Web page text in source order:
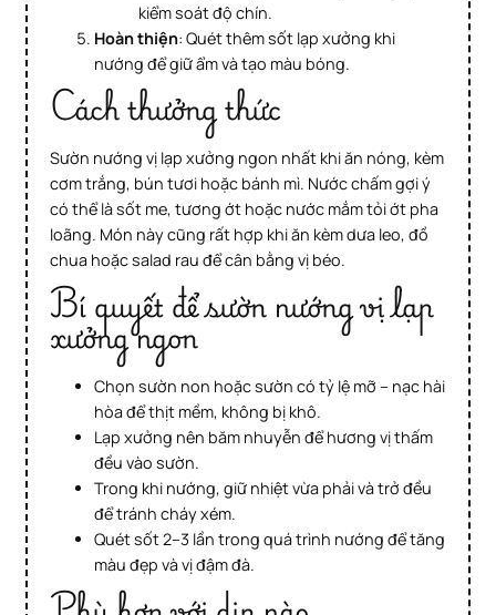
kiểm soát độ chín.
Hoàn thiện: Quét thêm sốt lạp xưởng khi
nướng để giữ ẩm và tạo màu bóng.
Cách thưởng thức
Sườn nướng vị lạp xưởng ngon nhất khi ăn nóng, kèm
cơm trắng, bún tươi hoặc bánh mì. Nước chấm gợi ý
có thể là sốt me, tương ớt hoặc nước mắm tỏi ớt pha
loãng. Món này cũng rất hợp khi ăn kèm dưa leo, đồ
chua hoặc salad rau để cân bằng vị béo.
Bí quyết để sườn nướng vị lạp
xưởng ngon
Chọn sườn non hoặc sườn có tỷ lệ mỡ – nạc hài
hòa để thịt mềm, không bị khô.
Lạp xưởng nên băm nhuyễn để hương vị thấm
đều vào sườn.
Trong khi nướng, giữ nhiệt vừa phải và trở đều
để tránh cháy xém.
Quét sốt 2–3 lần trong quá trình nướng để tăng
màu đẹp và vị đậm đà.